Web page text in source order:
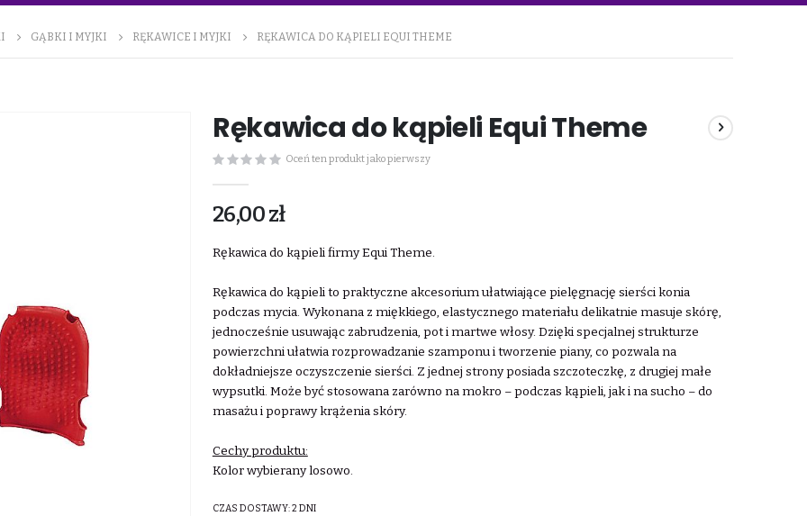
GĄBKI I MYJKI RĘKAWICE I MYJKI RĘKAWICA DO KĄPIELI EQUI THEME
Rękawica do kąpieli Equi Theme
Oceń ten produkt jako pierwszy
26,00 zł
Rękawica do kąpieli firmy Equi Theme.
Rękawica do kąpieli to praktyczne akcesorium ułatwiające pielęgnację sierści konia
podczas mycia. Wykonana z miękkiego, elastycznego materiału delikatnie masuje skórę,
jednocześnie usuwając zabrudzenia, pot i martwe włosy. Dzięki specjalnej strukturze
powierzchni ułatwia rozprowadzanie szamponu i tworzenie piany, co pozwala na
dokładniejsze oczyszczenie sierści. Z jednej strony posiada szczoteczkę, z drugiej małe
wypsutki. Może być stosowana zarówno na mokro – podczas kąpieli, jak i na sucho – do
masażu i poprawy krążenia skóry.
Cechy produktu:
Kolor wybierany losowo.
CZAS DOSTAWY:2 DNI